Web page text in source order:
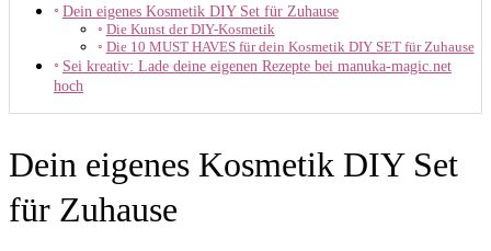
Dein eigenes Kosmetik DIY Set für Zuhause
Die Kunst der DIY-Kosmetik
Die 10 MUST HAVES für dein Kosmetik DIY SET für Zuhause
Sei kreativ: Lade deine eigenen Rezepte bei manuka-magic.net
hoch
Dein eigenes Kosmetik DIY Set
für Zuhause